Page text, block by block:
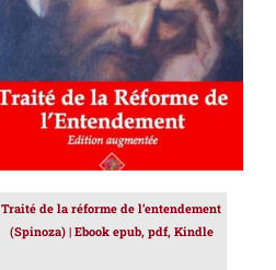
DÉTAILS
Traité de la réforme de l’entendement
(Spinoza) | Ebook epub, pdf, Kindle